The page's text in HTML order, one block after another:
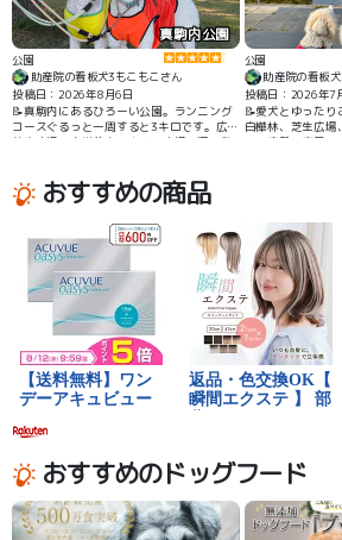
真駒内公園
公園
助産院の看板犬3もこもこさん
投稿日：2026年8月6日
📝真駒内にあるひろーい公園。ランニング
コースぐるっと一周すると3キロです。広い
芝生広場、白樺並木、キノコ広場、河川敷
いです。
公園
助産院の看板
投稿日：2026年7
📝愛犬とゆったり
白樺林、芝生広場
イユ宮殿の庭風
おすすめの商品
おすすめのドッグフード